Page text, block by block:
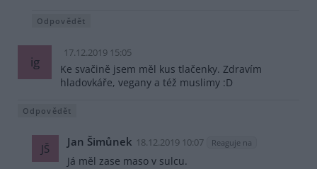
Odpovědět
ig
17.12.2019 15:05
Ke svačině jsem měl kus tlačenky. Zdravím
hladovkáře, vegany a též muslimy :D
Odpovědět
JŠ Jan Šimůnek 18.12.2019 10:07 Reaguje na
Já měl zase maso v sulcu.